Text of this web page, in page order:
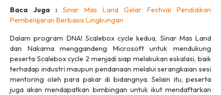
Baca Juga :
Sinar Mas Land Gelar Festival Pendidikan
Pembelajaran Berbasis Lingkungan
Dalam program DNA! Scalebox cycle kedua, Sinar Mas Land
dan Nakama menggandeng Microsoft untuk mendukung
peserta Scalebox cycle 2 menjadi siap melakukan eskalasi, baik
terhadap industri maupun pendanaan melalui serangkaian sesi
mentoring oleh para pakar di bidangnya. Selain itu, peserta
juga akan mendapatkan bimbingan untuk ikut mendaftarkan